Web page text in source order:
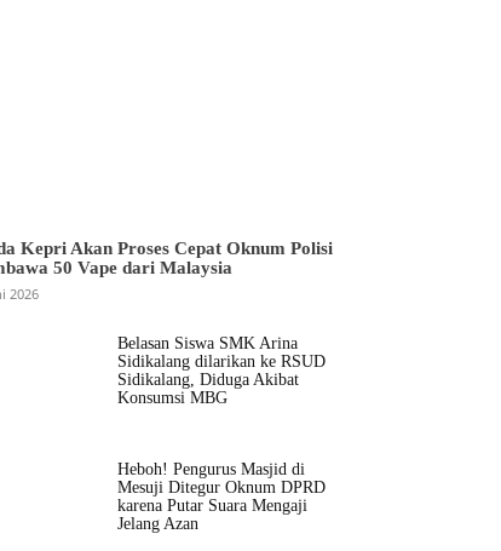
Kepri Akan Proses Cepat Oknum Polisi
50 Vape dari Malaysia
2026
Belasan Siswa SMK Arina
Sidikalang dilarikan ke RSUD
Sidikalang, Diduga Akibat
Konsumsi MBG
Heboh! Pengurus Masjid di
Mesuji Ditegur Oknum DPRD
karena Putar Suara Mengaji
Jelang Azan